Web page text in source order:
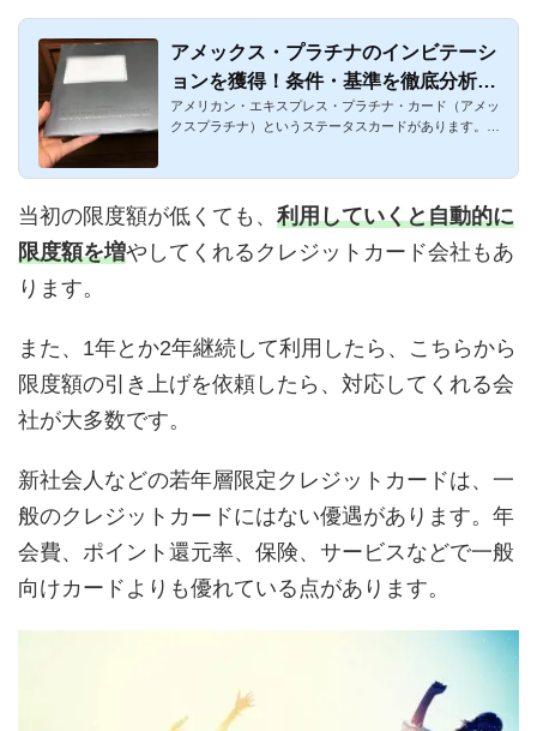
アメックス・プラチナのインビテーシ
ョンを獲得！条件・基準を徹底分析！
利用金額・内訳・海外を赤裸々に公開
アメリカン・エキスプレス・プラチナ・カード（アメッ
クスプラチナ）というステータスカードがあります。か
当初の限度額が低くても、 利用していくと自動的に
限度額を増やしてくれるクレジットカード会社もあ
ります。
また、1年とか2年継続して利用したら、こちらから
限度額の引き上げを依頼したら、対応してくれる会
社が大多数です。
新社会人などの若年層限定クレジットカードは、一
般のクレジットカードにはない優遇があります。年
会費、ポイント還元率、保険、サービスなどで一般
向けカードよりも優れている点があります。